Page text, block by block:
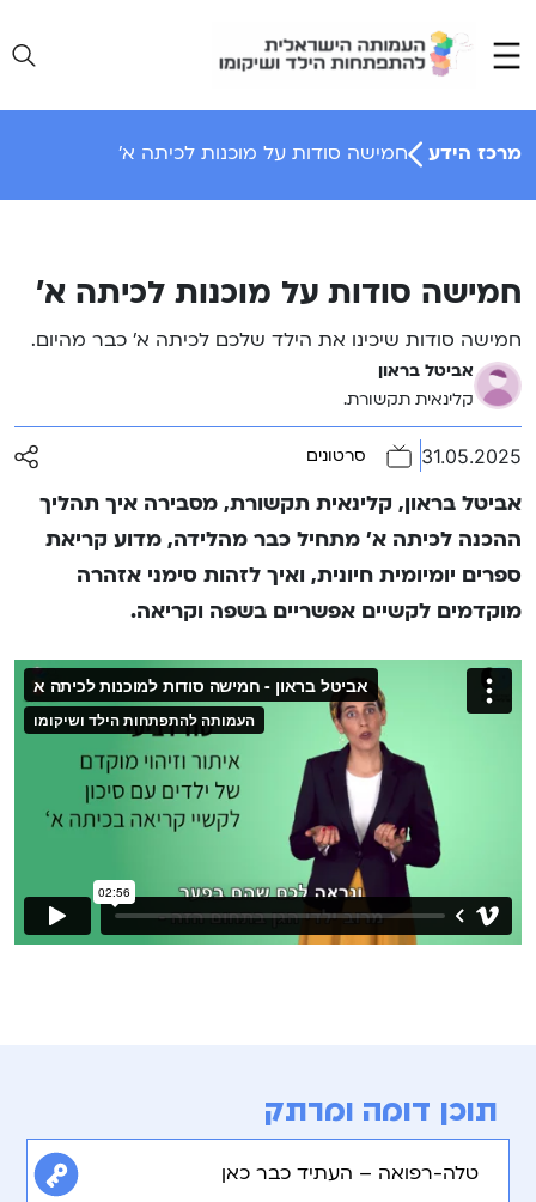
content
מרכז הידע חמישה סודות על מוכנות לכיתה א’
חמישה סודות על מוכנות לכיתה א’
חמישה סודות שיכינו את הילד שלכם לכיתה א’ כבר מהיום.
אביטל בראון
קלינאית תקשורת.
31.05.2025 סרטונים
אביטל בראון, קלינאית תקשורת, מסבירה איך תהליך
ההכנה לכיתה א’ מתחיל כבר מהלידה, מדוע קריאת
ספרים יומיומית חיונית, ואיך לזהות סימני אזהרה
מוקדמים לקשיים אפשריים בשפה וקריאה.
תוכן דומה ומרתק
טלה-רפואה – העתיד כבר כאן